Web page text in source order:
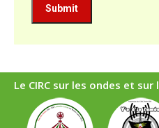
Le CIRC sur les ondes et sur